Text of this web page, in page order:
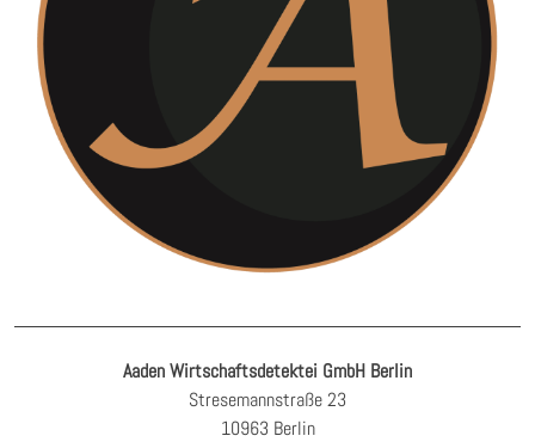
Aaden Wirtschaftsdetektei GmbH Berlin
Stresemannstraße 23
10963 Berlin